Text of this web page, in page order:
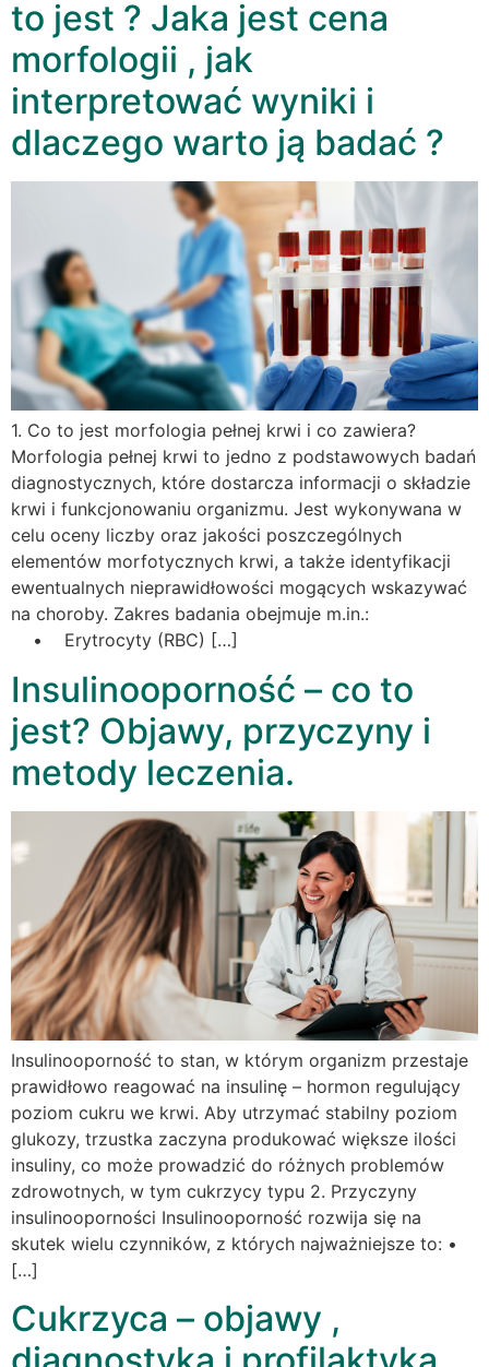
to jest ? Jaka jest cena
morfologii , jak
interpretować wyniki i
dlaczego warto ją badać ?
1. Co to jest morfologia pełnej krwi i co zawiera?
Morfologia pełnej krwi to jedno z podstawowych badań
diagnostycznych, które dostarcza informacji o składzie
krwi i funkcjonowaniu organizmu. Jest wykonywana w
celu oceny liczby oraz jakości poszczególnych
elementów morfotycznych krwi, a także identyfikacji
ewentualnych nieprawidłowości mogących wskazywać
na choroby. Zakres badania obejmuje m.in.:
• Erytrocyty (RBC) […]
Insulinooporność – co to
jest? Objawy, przyczyny i
metody leczenia.
Insulinooporność to stan, w którym organizm przestaje
prawidłowo reagować na insulinę – hormon regulujący
poziom cukru we krwi. Aby utrzymać stabilny poziom
glukozy, trzustka zaczyna produkować większe ilości
insuliny, co może prowadzić do różnych problemów
zdrowotnych, w tym cukrzycy typu 2. Przyczyny
insulinooporności Insulinooporność rozwija się na
skutek wielu czynników, z których najważniejsze to: •
[…]
Cukrzyca – objawy ,